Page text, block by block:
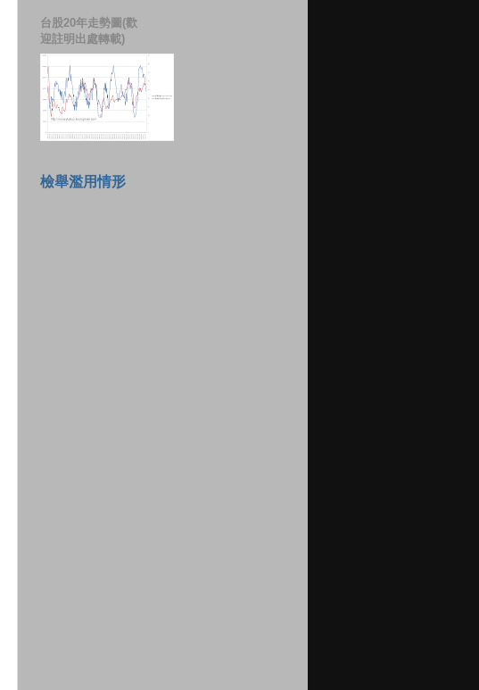
台股20年走勢圖(歡
迎註明出處轉載)
檢舉濫用情形